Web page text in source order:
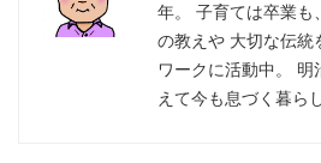
年。 子育ては卒業も
の教えや 大切な伝統
ワークに活動中。 明
えて今も息づく暮ら